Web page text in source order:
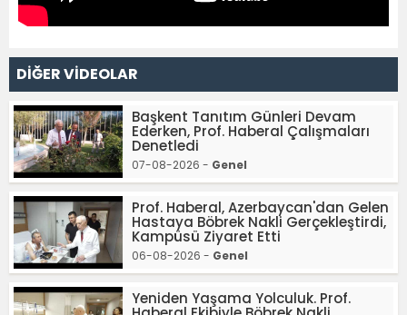
DİĞER VİDEOLAR
Başkent Tanıtım Günleri Devam
Ederken, Prof. Haberal Çalışmaları
Denetledi
07-08-2026 - Genel
Prof. Haberal, Azerbaycan'dan Gelen
Hastaya Böbrek Nakli Gerçekleştirdi,
Kampüsü Ziyaret Etti
06-08-2026 - Genel
Yeniden Yaşama Yolculuk. Prof.